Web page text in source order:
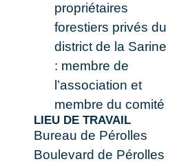
propriétaires
forestiers privés du
district de la Sarine
: membre de
l’association et
membre du comité
LIEU DE TRAVAIL
Bureau de Pérolles
Boulevard de Pérolles